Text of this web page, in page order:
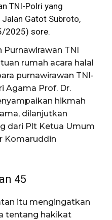
TNI-Polri yang
Gatot Subroto,
2025) sore.
Purnawirawan TNI
rumah acara halal
purnawirawan TNI-
Agama Prof. Dr.
hikmah
dilanjutkan
dari Plt Ketua Umum
Komaruddin
45
itu mengingatkan
tentang hakikat